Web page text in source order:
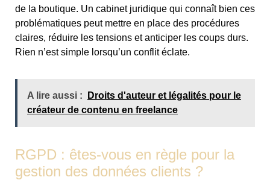
de la boutique. Un cabinet juridique qui connaît bien ces
problématiques peut mettre en place des procédures
claires, réduire les tensions et anticiper les coups durs.
Rien n’est simple lorsqu’un conflit éclate.
A lire aussi :
Droits d'auteur et légalités pour le
créateur de contenu en freelance
RGPD : êtes-vous en règle pour la
gestion des données clients ?